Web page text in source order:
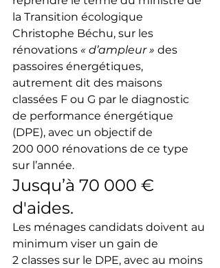
la Transition écologique
Christophe Béchu, sur les
rénovations « d’ampleur » des
passoires énergétiques,
autrement dit des maisons
classées F ou G par le diagnostic
de performance énergétique
(DPE), avec un objectif de
200 000 rénovations de ce type
sur l’année.
Jusqu’à 70 000 €
d'aides.
Les ménages candidats doivent au
minimum viser un gain de
2 classes sur le DPE, avec au moins